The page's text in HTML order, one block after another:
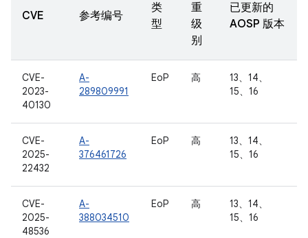
CVE 参考编号
类
型
重
级
别
已更新的
AOSP 版本
CVE-
2023-
40130
A-
289809991
EoP 高
13、14、
15、16
CVE-
2025-
22432
A-
376461726
EoP 高
13、14、
15、16
CVE-
2025-
48536
A-
388034510
EoP 高
13、14、
15、16